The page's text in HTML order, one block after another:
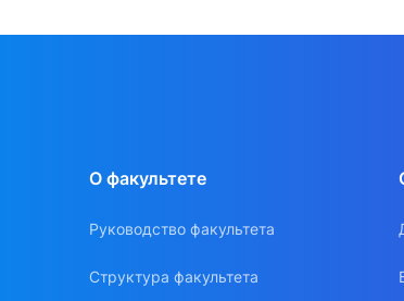
О факультете
Руководство факультета
Структура факультета